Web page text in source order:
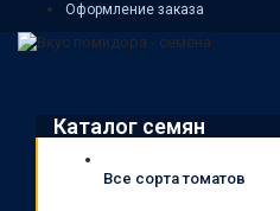
Оформление заказа
Каталог семян
Все сорта томатов